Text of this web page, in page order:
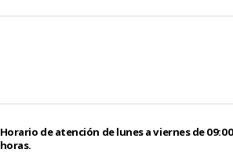
Horario de atención de lunes a viernes de
horas.